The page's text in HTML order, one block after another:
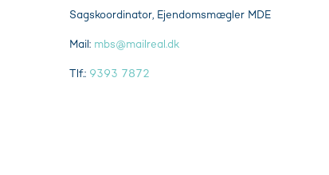
Sagskoordinator, Ejendomsmægler MDE
Mail: mbs@mailreal.dk
Tlf.: 9393 7872